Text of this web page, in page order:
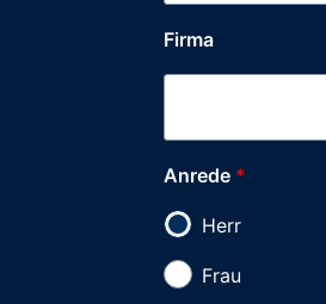
Firma
Anrede *
Herr
Frau